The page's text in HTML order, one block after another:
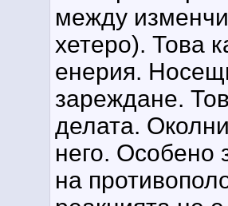
между
хетеро). Това
енерия.
зареждане.
делата.
него. Особено
на